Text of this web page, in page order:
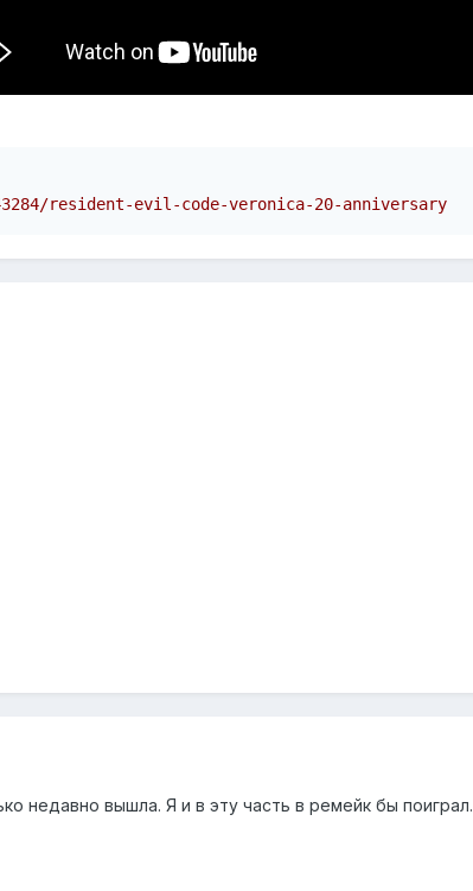
resident-evil-code-veronica-20-anniversary
недавно вышла. Я и в эту часть в ремейк бы поиграл.